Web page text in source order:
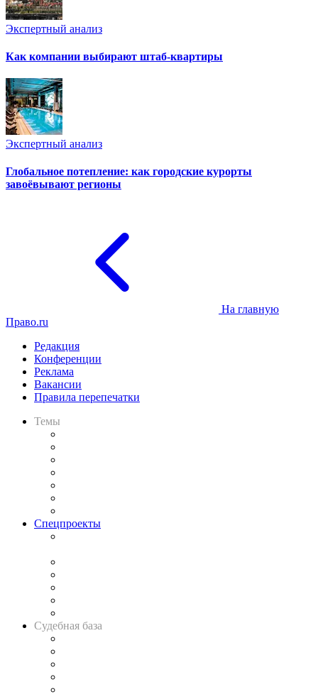
Экспертный анализ
Как компании выбирают штаб-квартиры
Экспертный анализ
Глобальное потепление: как городские курорты
завоёвывают регионы
На главную
Право.ru
Редакция
Конференции
Реклама
Вакансии
Правила перепечатки
Темы
Спецпроекты
Судебная база